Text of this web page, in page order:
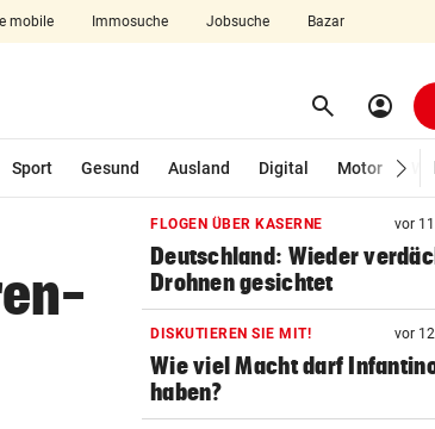
mobile Immosuche Jobsuche Bazar
search Suchen
account_circle
Sport Gesund Ausland Digital Motor
FLOGEN ÜBER KASERNE vor
Deutschland: Wieder
Drohnen gesichtet
DISKUTIEREN SIE MIT! vor
Wie viel Macht darf
haben?